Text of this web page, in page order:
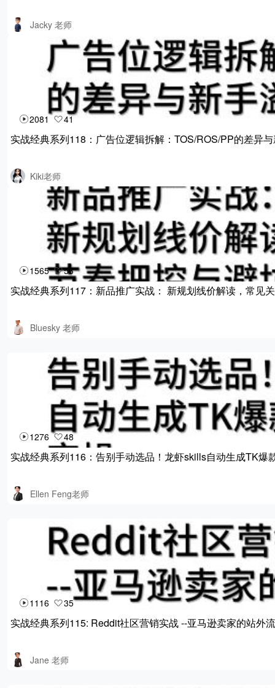
Jacky 老师
2081 41
实战经典系列118：广告位逻辑拆解：TOS/ROS/PP的差异
Kiki老师
1565 53
实战经典系列117：新品推广实战： 新规划线价解读，常见
Bluesky 老师
1276 48
实战经典系列116：告别手动选品！龙虾skills自动生成TK爆
Ellen Feng老师
1116 35
实战经典系列115: Reddit社区营销实战 --亚⻢逊卖家的站外
Jane 老师